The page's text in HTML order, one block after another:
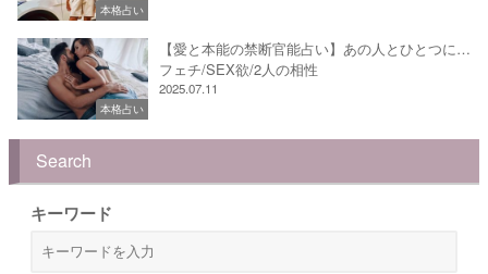
本格占い
本格占い
【愛と本能の禁断官能占い】あの人とひとつに…
フェチ/SEX欲/2人の相性
2025.07.11
Search
キーワード